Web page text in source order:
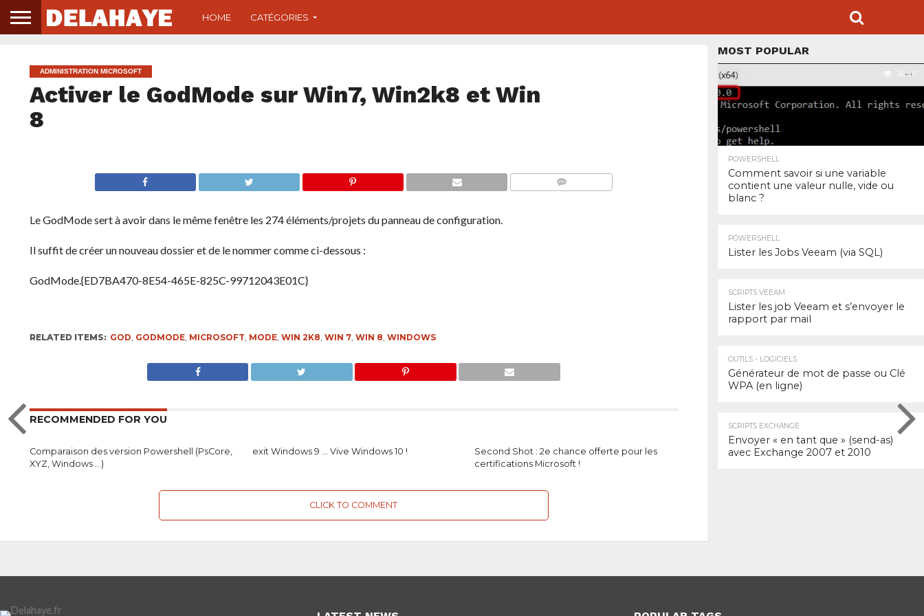
HOME CATÉGORIES
ADMINISTRATION MICROSOFT
Activer le GodMode sur Win7, Win2k8 et Win
8
Le GodMode sert à avoir dans le même fenêtre les 274 éléments/projets du panneau de configuration.
Il suffit de créer un nouveau dossier et de le nommer comme ci-dessous :
GodMode.{ED7BA470-8E54-465E-825C-99712043E01C}
RELATED ITEMS: GOD, GODMODE, MICROSOFT, MODE, WIN 2K8, WIN 7, WIN 8, WINDOWS
RECOMMENDED FOR YOU
Comparaison des version Powershell (PsCore,
XYZ, Windows …)
exit Windows 9 … Vive Windows 10 !
Second Shot : 2e chance offerte pour les
certifications Microsoft !
CLICK TO COMMENT
MOST POPULAR
36.4K
POWERSHELL
Comment savoir si une variable
contient une valeur nulle, vide ou
blanc ?
POWERSHELL
Lister les Jobs Veeam (via SQL)
SCRIPTS VEEAM
Lister les job Veeam et s’envoyer le
rapport par mail
OUTILS - LOGICIELS
Générateur de mot de passe ou Clé
WPA (en ligne)
SCRIPTS EXCHANGE
Envoyer « en tant que » (send-as)
avec Exchange 2007 et 2010